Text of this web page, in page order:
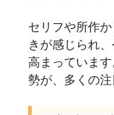
セリフや所作
きが感じられ
高まっていま
勢が、多くの注